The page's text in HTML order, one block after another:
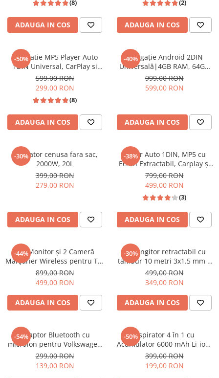
Inch
(8)
ADAUGA IN COS
(2)
ADAUGA IN COS
-50%
Navigatie MP5 Player Auto
1DIN Universal, CarPlay si
Android Auto, Bluetooth, USB
frontal, RCA Subwoofer, ecran
7 Inch
599,00 RON
299,00 RON
(8)
ADAUGA IN COS
-40%
Navigație Android 2DIN
Universală|4GB RAM, 64GB
ROM, Ecran 7 inch, CarPlay și
Android Auto Wireless, Radio
RDS
999,00 RON
599,00 RON
ADAUGA IN COS
-30%
Aspirator cenusa fara sac,
2000W, 20L
399,00 RON
279,00 RON
ADAUGA IN COS
-38%
Player Auto 1DIN, MP5 cu
Ecran Extractabil, Carplay și
Android Auto WiFi, Bluetooth,
USB
799,00 RON
499,00 RON
(3)
ADAUGA IN COS
-44%
Set Monitor și 2 Cameră
Mărșarier Wireless pentru Tir,
Duba, Camion, Autocar, 1080P
FHD, Unghi 150° Night Vision,
rezistență la apă și praf, grad
de protecție IP68
899,00 RON
499,00 RON
ADAUGA IN COS
-30%
Prelungitor retractabil cu
tambur 10 metri 3x1.5 mm –
montaj pe perete, protecție
termică
499,00 RON
349,00 RON
ADAUGA IN COS
-54%
Adaptor Bluetooth cu
microfon pentru Volkswagen
și Skoda – Modul Audio AUX,
compatibil RCD310/510,
RNS310/510
299,00 RON
139,00 RON
-50%Aspirator 4 în 1 cu
Acumulator 6000 mAh Li-ion,
18000PA, 3 viteze 120W
Power, culoare Negru-Gold
399,00 RON
199,00 RON